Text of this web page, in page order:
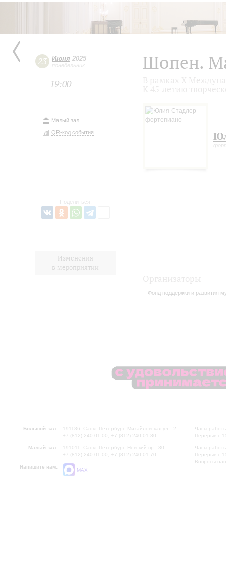
23 Июня 2025
понедельник
19:00
Малый зал
QR-код события
Поделиться:
Изменения
в мероприятии
Шопен.
Фонд поддержки и развития
Большой зал:
191186, Санкт-Петербург, Михайловская ул., 2
+7 (812) 240-01-00, +7 (812) 240-01-80
Малый зал:
191011, Санкт-Петербург, Невский пр., 30
+7 (812) 240-01-00, +7 (812) 240-01-70
Напишите нам:
MAX
Часы
Перерыв с
Часы
Перерыв с
Вопросы